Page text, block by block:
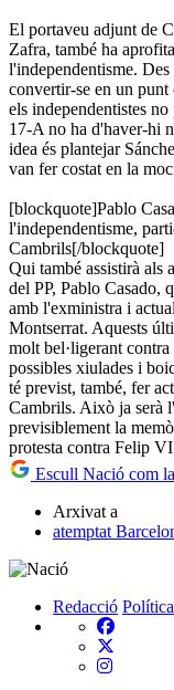
El portaveu adjunt de
Zafra, també ha
l'independentisme.
convertir-se en un
els independentistes
17-A no ha d'haver-hi
idea és plantejar
van fer costat en la
[blockquote]Pablo
l'independentisme,
Cambrils[/blockquote]
Qui també assistirà als
del PP, Pablo Casado,
amb l'exministra i
Montserrat. Aquests
molt bel·ligerant
possibles xiulades i
té previst, també, fer
Cambrils. Això ja serà
previsiblement la
protesta contra Felip
Escull Nació com
Arxivat a
atemptat
Redacció Política